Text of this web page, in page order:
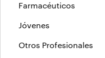
Farmacéuticos
Jóvenes
Otros Profesionales